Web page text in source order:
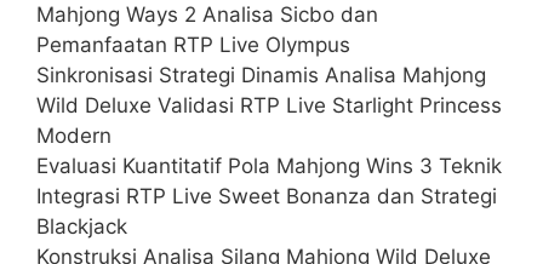
Mahjong Ways 2 Analisa Sicbo dan
Pemanfaatan RTP Live Olympus
Sinkronisasi Strategi Dinamis Analisa Mahjong
Wild Deluxe Validasi RTP Live Starlight Princess
Modern
Evaluasi Kuantitatif Pola Mahjong Wins 3 Teknik
Integrasi RTP Live Sweet Bonanza dan Strategi
Blackjack
Konstruksi Analisa Silang Mahjong Wild Deluxe